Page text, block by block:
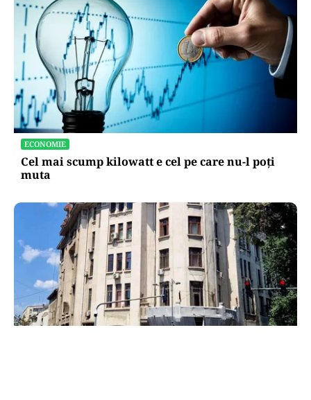
ECONOMIE
Cel mai scump kilowatt e cel pe care nu-l poți
muta